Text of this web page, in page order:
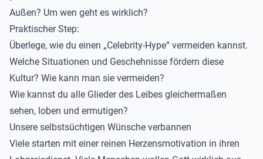
Außen? Um wen geht es wirklich?
Praktischer Step:
Überlege, wie du einen „Celebrity-Hype“ vermeiden kannst.
Welche Situationen und Geschehnisse fördern diese
Kultur? Wie kann man sie vermeiden?
Wie kannst du alle Glieder des Leibes gleichermaßen
sehen, loben und ermutigen?
Unsere selbstsüchtigen Wünsche verbannen
Viele starten mit einer reinen Herzensmotivation in ihren